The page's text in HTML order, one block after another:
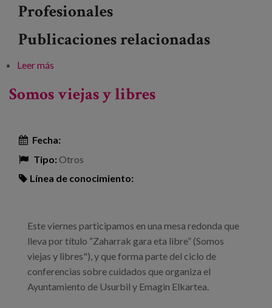
Profesionales
Publicaciones relacionadas
Leer más
Somos viejas y libres
Fecha:
Tipo:Otros
Línea de conocimiento:
Este viernes participamos en una mesa redonda que
lleva por título “Zaharrak gara eta libre” (Somos
viejas y libres"), y que forma parte del ciclo de
conferencias sobre cuidados que organiza el
Ayuntamiento de Usurbil y Emagin Elkartea.